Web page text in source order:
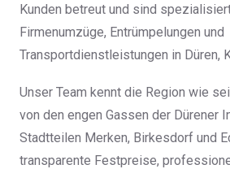
Kunden betreut und sind
Firmenumzüge, Entrümpelungen und
Transportdienstleistungen in Düren,
Unser Team kennt die Region wie
von den engen Gassen der Dürener
Stadtteilen Merken, Birkesdorf und
transparente Festpreise,